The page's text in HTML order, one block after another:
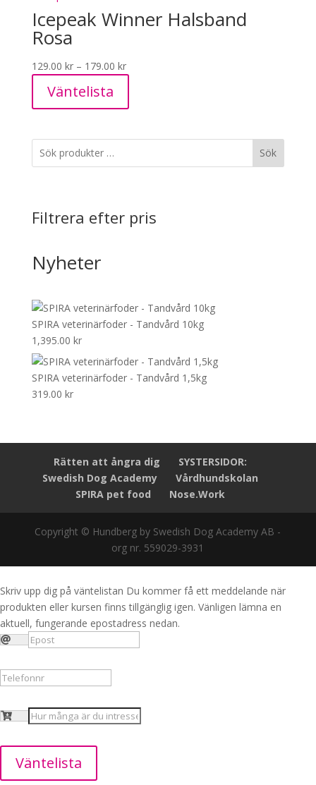
Icepeak Winner Halsband
Rosa
129.00 kr – 179.00 krPrisintervall:
Väntelista
Sök
Filtrera efter pris
Nyheter
SPIRA veterinärfoder - Tandvård 10kg
1,395.00 kr
SPIRA veterinärfoder - Tandvård 1,5kg
319.00 kr
Rätten att ångra dig
SYSTERSIDOR:
Swedish Dog Academy
Vårdhundskolan
SPIRA pet food
Nose.Work
Copyright © Hundberg by Swedish Dog Academy AB -
org nr. 559029-3931
Skriv upp dig på väntelistan Du kommer få ett meddelande när
produkten eller kursen finns tillgänglig igen. Vänligen lämna en
aktuell, fungerande epostadress nedan.
Väntelista